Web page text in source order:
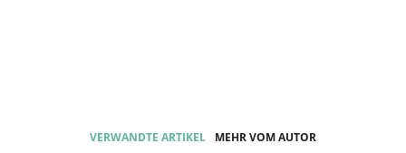
VERWANDTE ARTIKEL MEHR VOM AUTOR